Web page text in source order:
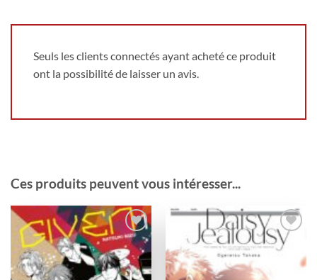
Seuls les clients connectés ayant acheté ce produit
ont la possibilité de laisser un avis.
Ces produits peuvent vous intéresser...
Ajouter
à la
wishlist
Ajouter
à la